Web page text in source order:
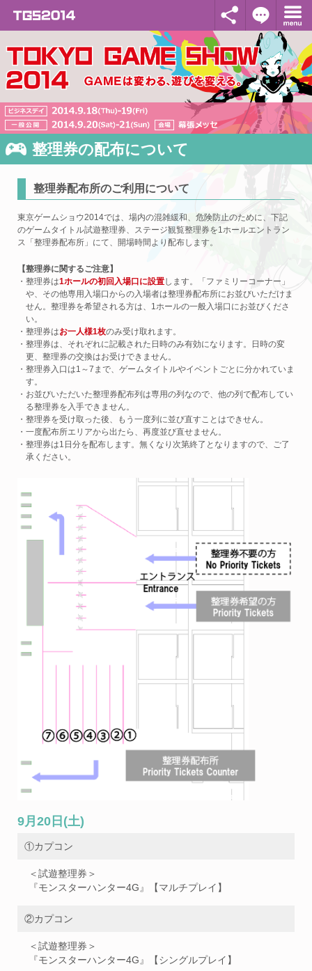
整理券の配布について
整理券配布所のご利用について
東京ゲームショウ2014では、場内の混雑緩和、危険防止のために、下記
のゲームタイトル試遊整理券、ステージ観覧整理券を1ホールエントラン
ス「整理券配布所」にて、開場時間より配布します。
【整理券に関するご注意】
・整理券は1ホールの初回入場口に設置します。「ファミリーコーナー」
や、その他専用入場口からの入場者は整理券配布所にお並びいただけま
せん。整理券を希望される方は、1ホールの一般入場口にお並びくださ
い。
・整理券はお一人様1枚のみ受け取れます。
・整理券は、それぞれに記載された日時のみ有効になります。日時の変
更、整理券の交換はお受けできません。
・整理券入口は1～7まで、ゲームタイトルやイベントごとに分かれていま
す。
・お並びいただいた整理券配布列は専用の列なので、他の列で配布してい
る整理券を入手できません。
・整理券を受け取った後、もう一度列に並び直すことはできせん。
・一度配布所エリアから出たら、再度並び直せません。
・整理券は1日分を配布します。無くなり次第終了となりますので、ご了
承ください。
9月20日(土)
①カプコン
＜試遊整理券＞
『モンスターハンター4G』【マルチプレイ】
②カプコン
＜試遊整理券＞
『モンスターハンター4G』【シングルプレイ】